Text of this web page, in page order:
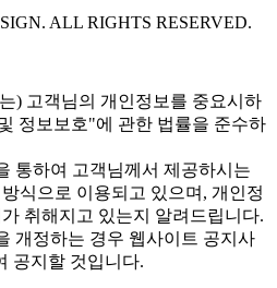
ALL RIGHTS RESERVED.
) 고객님의 개인정보를 중요시하
정보보호"에 관한 법률을 준수하
통하여 고객님께서 제공하시는
식으로 이용되고 있으며, 개인정
취해지고 있는지 알려드립니다.
개정하는 경우 웹사이트 공지사
공지할 것입니다.